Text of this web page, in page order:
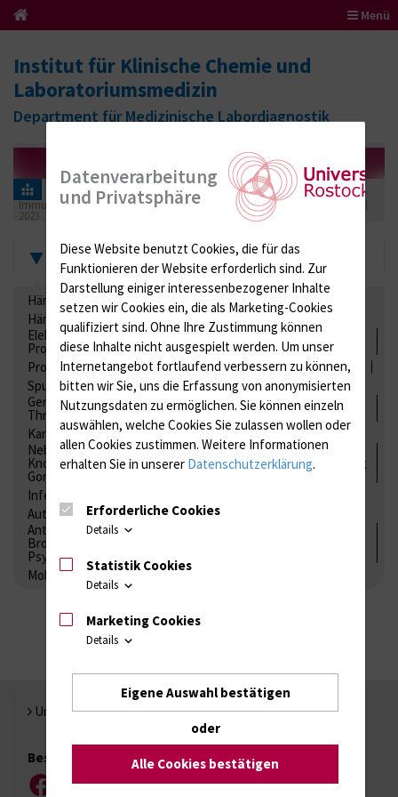
Menü
Institut für Klinische Chemie und
Laboratoriumsmedizin
Department für Medizinische Labordiagnostik
Informationen für Einsender
Ringversuchszertifikate
Immunologie
Myopathien (Antikörper bei autoimmunen Myopathien)
2023
Zertifikate
Hämatologie / Anämie
Retikulozyten
Hämoglobinelektrophorese
Liquordiagnostik
Elektrolyte, Enzyme, Substrate, Metabolite, Blutalkohol,
Proteine
Proteine
Lipide / Lipoproteine Niere / Harnwege
Stuhl
Spurenelemente
Säuren-Basen-Status
Gerinnung / Gerinnungsaktivierung / Gerinnungsfaktoren /
Thrombozytenfunktion / Antikoagulation
Kardiale Marker
Tumormarker
Interleukine
Nebenniere / Niere; Nebenschilddrüse ( Ca-Stoffwechsel /
Knochen; Hypophyse / Wachstum; Gestroinaltrakt / Vitamine;
Gonaden / Zyklus / Sterilität
Infektionsserologie
Autoimmundiagnostik
Antibiotika, Zystostatika, Immunsuppressiva, Amaleptika,
Bronchospasmolytika, Antiepileptika, Kardiaka,
Psychpharmaka
Molekulare Diagnostik
Universität Rostock
Besuchen Sie uns
Facebook
Datenverarbeitung
und Privatsphäre
Diese Website benutzt Cookies, die für das
Funktionieren der Website erforderlich sind. Zur
Darstellung einiger interessenbezogener Inhalte
setzen wir Cookies ein, die als Marketing-Cookies
qualifiziert sind. Ohne Ihre Zustimmung können
diese Inhalte nicht ausgespielt werden. Um unser
Internetangebot fortlaufend verbessern zu können,
bitten wir Sie, uns die Erfassung von anonymisierten
Nutzungsdaten zu ermöglichen. Sie können einzeln
auswählen, welche Cookies Sie zulassen wollen oder
allen Cookies zustimmen. Weitere Informationen
erhalten Sie in unserer Datenschutzerklärung.
Erforderliche Cookies
Details
Statistik Cookies
Details
Marketing Cookies
Details
Eigene Auswahl bestätigen
oder
Alle Cookies bestätigen